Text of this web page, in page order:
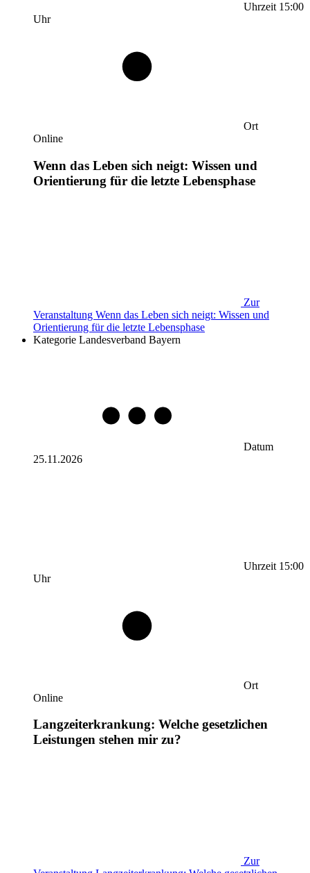
Uhrzeit 15:00
Uhr
Ort
Online
Wenn das Leben sich neigt: Wissen und
Orientierung für die letzte Lebensphase
Zur
Veranstaltung Wenn das Leben sich neigt: Wissen und
Orientierung für die letzte Lebensphase
Kategorie Landesverband Bayern
Datum
25.11.2026
Uhrzeit 15:00
Uhr
Ort
Online
Langzeiterkrankung: Welche gesetzlichen
Leistungen stehen mir zu?
Zur